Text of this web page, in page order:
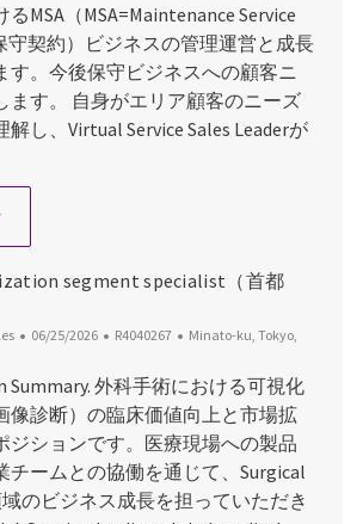
MSA（MSA=Maintenance Service
守契約）ビジネスの管理運営と成長
す。今後保守ビジネスへの顧客ニ
ます。 自身がエリア顧客のニーズ
し、Virtual Service Sales Leaderが
Virtual Service Sales（PCS保守テレセ
segment specialist（首都
Posted Date
06/25/2026 Job Id
R4040267 Location
Minato-ku, Tokyo,
Summary. 外科手術における可視化
像診断）の臨床価値向上と市場拡
ジションです。医療現場への製品
チームとの協働を通じて、Surgical
のビジネス成長を担っていただき